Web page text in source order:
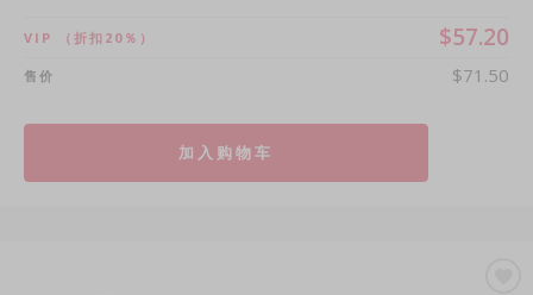
VIP （折扣20％） $57.20
售价 $71.50
加入购物车